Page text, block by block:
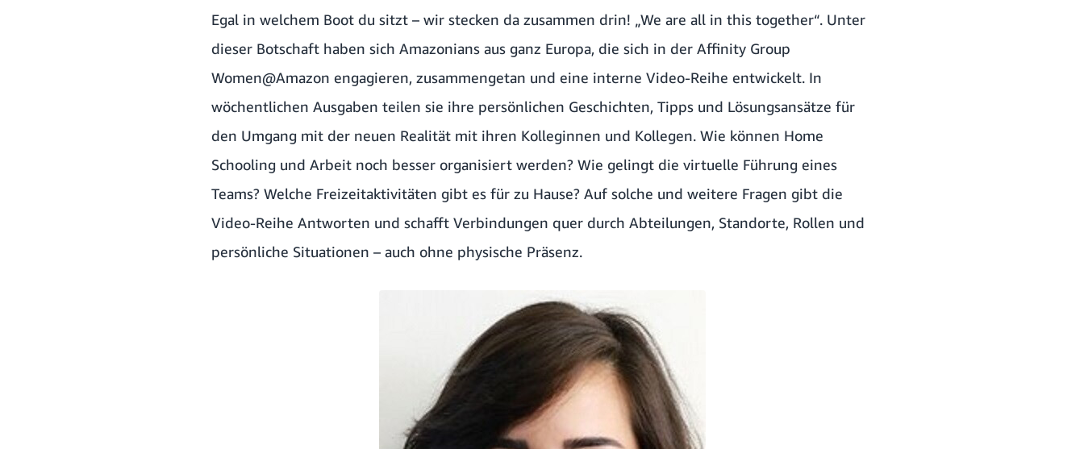
Egal in welchem Boot du sitzt – wir stecken da zusammen drin! „We are all in this together“. Unter
dieser Botschaft haben sich Amazonians aus ganz Europa, die sich in der Affinity Group
Women@Amazon engagieren, zusammengetan und eine interne Video-Reihe entwickelt. In
wöchentlichen Ausgaben teilen sie ihre persönlichen Geschichten, Tipps und Lösungsansätze für
den Umgang mit der neuen Realität mit ihren Kolleginnen und Kollegen. Wie können Home
Schooling und Arbeit noch besser organisiert werden? Wie gelingt die virtuelle Führung eines
Teams? Welche Freizeitaktivitäten gibt es für zu Hause? Auf solche und weitere Fragen gibt die
Video-Reihe Antworten und schafft Verbindungen quer durch Abteilungen, Standorte, Rollen und
persönliche Situationen – auch ohne physische Präsenz.